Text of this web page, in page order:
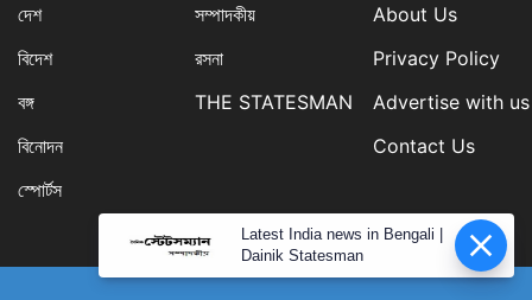
দেশ
বিদেশ
বঙ্গ
বিনোদন
স্পোর্টস
সম্পাদকীয়
রসনা
THE STATESMAN
About Us
Privacy Policy
Advertise with us
Contact Us
Latest India news in Bengali |
Dainik Statesman